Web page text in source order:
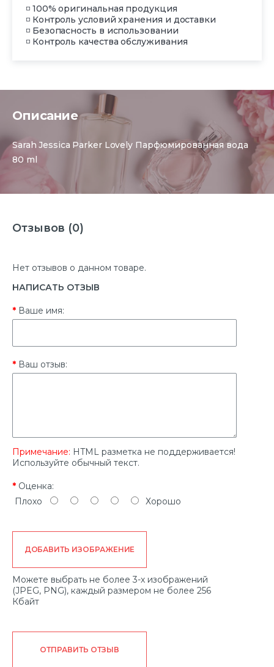
◽ 100% оригинальная продукция
◽ Контроль условий хранения и доставки
◽ Безопасность в использовании
◽ Контроль качества обслуживания
Описание
Sarah Jessica Parker Lovely Парфюмированная вода
80 ml
Отзывов (0)
Нет отзывов о данном товаре.
НАПИСАТЬ ОТЗЫВ
Ваше имя:
Ваш отзыв:
Примечание: HTML разметка не поддерживается!
Используйте обычный текст.
Оценка:
Плохо
Хорошо
ДОБАВИТЬ ИЗОБРАЖЕНИЕ
Можете выбрать не более 3-х изображений
(JPEG, PNG), каждый размером не более 256
Кбайт
ОТПРАВИТЬ ОТЗЫВ